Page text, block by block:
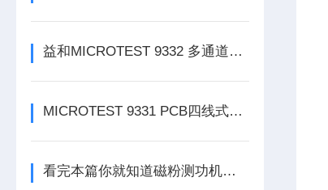
益和MICROTEST 9332 多通道线圈阻抗测试仪
MICROTEST 9331 PCB四线式导通耐压测试仪
看完本篇你就知道磁粉测功机的特性有哪些了